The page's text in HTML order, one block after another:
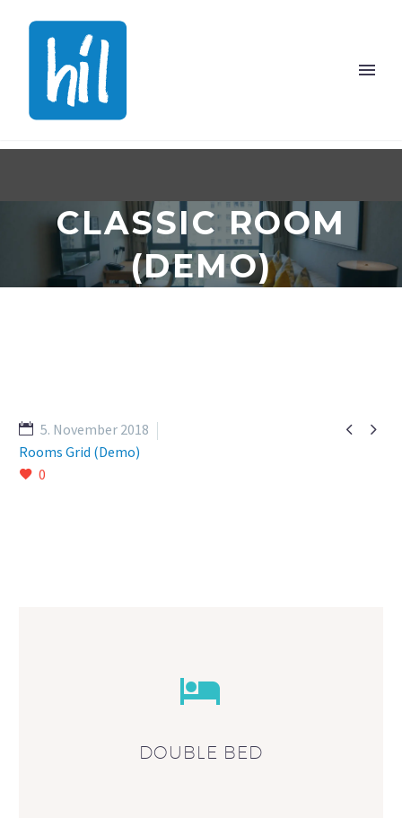
CLASSIC ROOM
(DEMO)
 
5. November 2018
Rooms Grid (Demo)
0


DOUBLE BED